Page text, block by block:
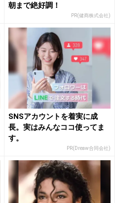
朝まで絶好調！
PR(健商株式会社)
SNSアカウントを着実に成
長。実はみんなココ使ってま
す。
PR(Dreaw合同会社)